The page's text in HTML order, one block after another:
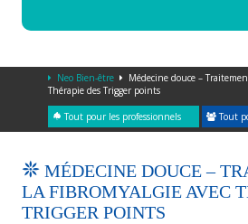
Neo Bien-être
Médecine douce –
Thérapie des Trigger points
Tout pour les professionnels Tout
MÉDECINE DOUCE –
LA FIBROMYALGIE AVEC
TRIGGER POINTS